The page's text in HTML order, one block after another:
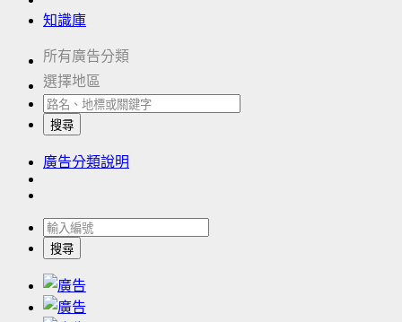
知識庫
所有廣告分類
選擇地區
搜尋
廣告分類說明
搜尋